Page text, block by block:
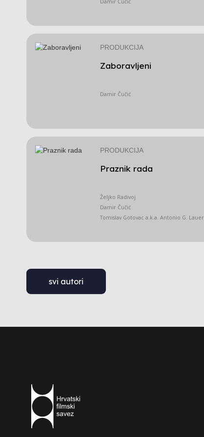
Damir Čučić
PRODUKCIJA
Zaboravljeni
Damir Čučić
PRODUKCIJA
Praznik rada
Željko Radivoj
Damir Čučić
Tomislav Gotovac a.k.a. Antonio G. Lauer
svi autori